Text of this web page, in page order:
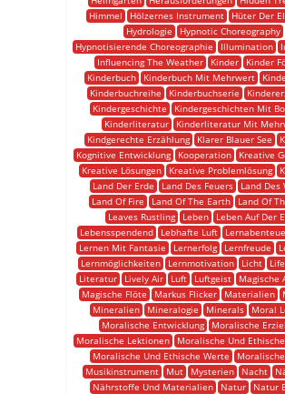
Himmel
Hölzernes Instrument
Hüter Der
Hydrologie
Hypnotic Choreography
Hypnotisierende Choreographie
Illumination
Influencing The Weather
Kinder
Kinder
Kinderbuch
Kinderbuch Mit Mehrwert
Kinderbuchreihe
Kinderbuchserie
Kindergeschichte
Kindergeschichten Mit
Kinderliteratur
Kinderliteratur Mit
Kindgerechte Erzählung
Klarer Blauer See
Kognitive Entwicklung
Kooperation
Kreative
Kreative Lösungen
Kreative Problemlösung
Land Der Erde
Land Des Feuers
Land Des
Land Of Fire
Land Of The Earth
Land Of
Leaves Rustling
Leben
Leben Auf Der
Lebensspendend
Lebhafte Luft
Lernen Mit Fantasie
Lernerfolg Lernfreude
Lernmöglichkeiten
Lernmotivation Licht
Literatur
Lively Air Luft Luftgeist
Magische
Magische Flöte
Markus Flicker Materialien
Mineralien
Mineralogie Minerals
Moral
Moralische Entwicklung
Moralische
Moralische Lektionen
Moralische Und
Moralische Und Ethische Werte
Musikinstrument
Mut Mysterien Nacht
Nährstoffe Und Materialien
Natur
Natur